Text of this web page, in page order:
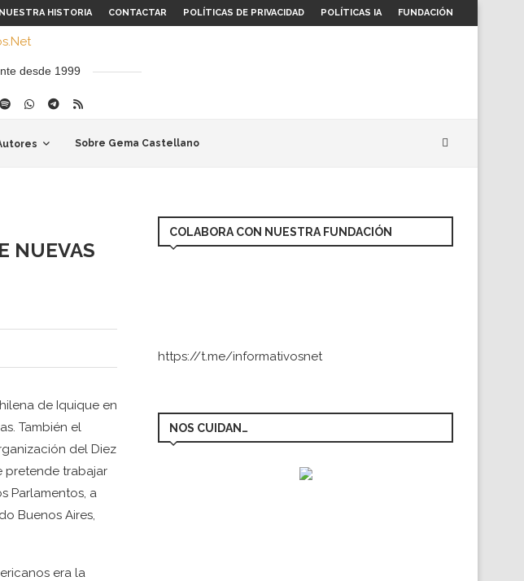
NUESTRA HISTORIA CONTACTAR POLÍTICAS DE PRIVACIDAD POLÍTICAS IA FUNDACIÓN
desde 1999
Sobre Gema Castellano
NUEVAS
de Iquique en
También el
del Diez
pretende trabajar
Parlamentos, a
Buenos Aires,
era la
COLABORA CON NUESTRA FUNDACIÓN
https://t.me/informativosnet
NOS CUIDAN…